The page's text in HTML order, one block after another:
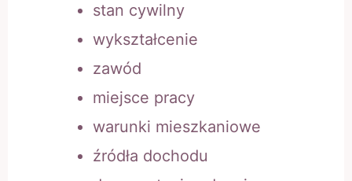
stan cywilny
wykształcenie
zawód
miejsce pracy
warunki mieszkaniowe
źródła dochodu